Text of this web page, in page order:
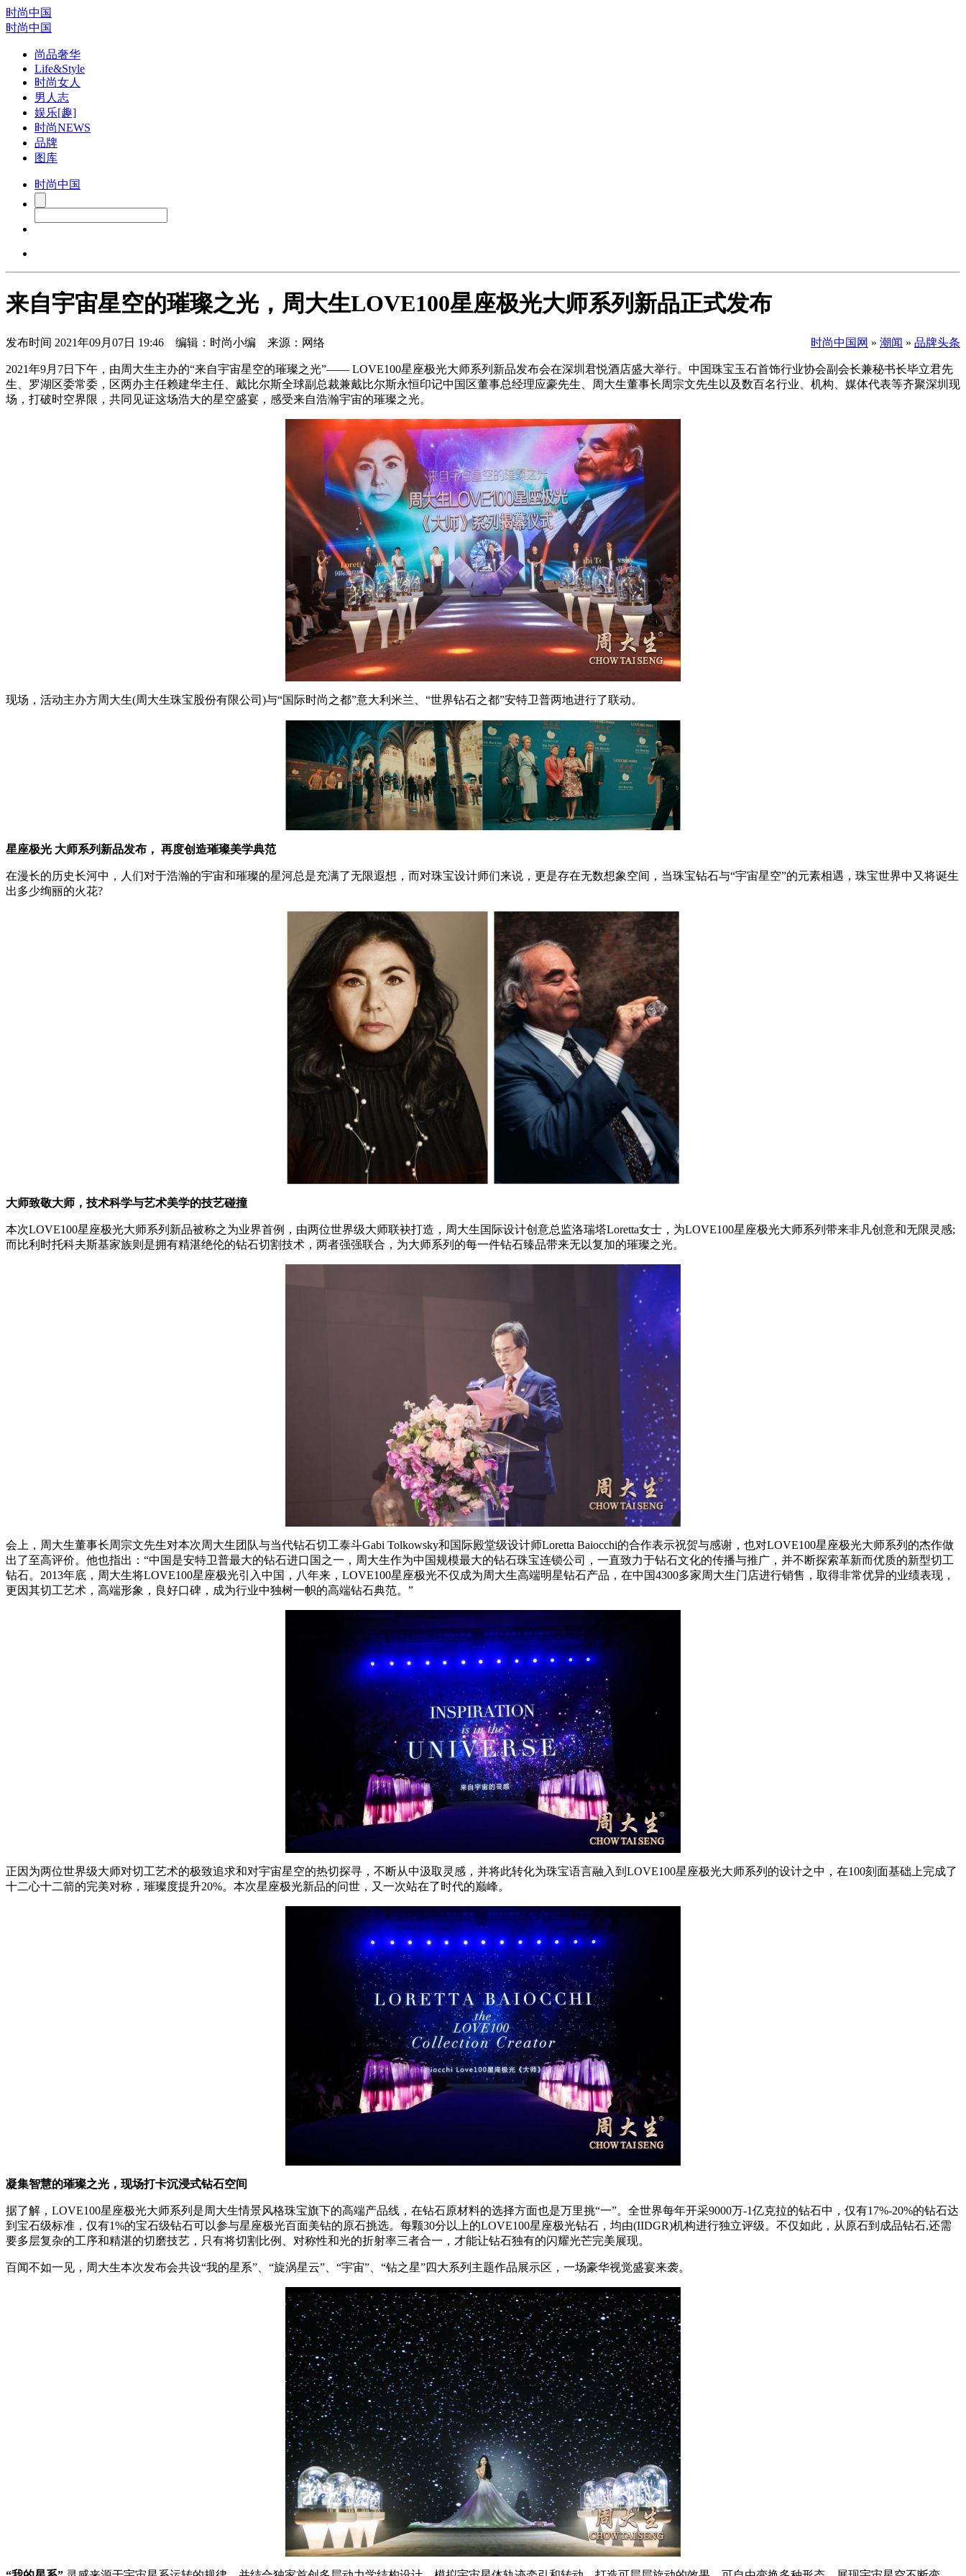
时尚中国
时尚中国
尚品奢华
Life&Style
时尚女人
男人志
娱乐[趣]
时尚NEWS
品牌
图库
时尚中国
来自宇宙星空的璀璨之光，周大生LOVE100星座极光大师系列新品正式发布
发布时间 2021年09月07日 19:46 编辑：时尚小编 来源：网络 时尚中国网 » 潮闻 » 品牌头条
2021年9月7日下午，由周大生主办的“来自宇宙星空的璀璨之光”—— LOVE100星座极光大师系列新品发布会在深圳君悦酒店盛大举行。中国珠宝玉石首饰行业协会副会长兼秘书长毕立君先
生、罗湖区委常委，区两办主任赖建华主任、戴比尔斯全球副总裁兼戴比尔斯永恒印记中国区董事总经理应豪先生、周大生董事长周宗文先生以及数百名行业、机构、媒体代表等齐聚深圳现
场，打破时空界限，共同见证这场浩大的星空盛宴，感受来自浩瀚宇宙的璀璨之光。
现场，活动主办方周大生(周大生珠宝股份有限公司)与“国际时尚之都”意大利米兰、“世界钻石之都”安特卫普两地进行了联动。
星座极光 大师系列新品发布， 再度创造璀璨美学典范
在漫长的历史长河中，人们对于浩瀚的宇宙和璀璨的星河总是充满了无限遐想，而对珠宝设计师们来说，更是存在无数想象空间，当珠宝钻石与“宇宙星空”的元素相遇，珠宝世界中又将诞生
出多少绚丽的火花?
大师致敬大师，技术科学与艺术美学的技艺碰撞
本次LOVE100星座极光大师系列新品被称之为业界首例，由两位世界级大师联袂打造，周大生国际设计创意总监洛瑞塔Loretta女士，为LOVE100星座极光大师系列带来非凡创意和无限灵感;
而比利时托科夫斯基家族则是拥有精湛绝伦的钻石切割技术，两者强强联合，为大师系列的每一件钻石臻品带来无以复加的璀璨之光。
会上，周大生董事长周宗文先生对本次周大生团队与当代钻石切工泰斗Gabi Tolkowsky和国际殿堂级设计师Loretta Baiocchi的合作表示祝贺与感谢，也对LOVE100星座极光大师系列的杰作做
出了至高评价。他也指出：“中国是安特卫普最大的钻石进口国之一，周大生作为中国规模最大的钻石珠宝连锁公司，一直致力于钻石文化的传播与推广，并不断探索革新而优质的新型切工
钻石。2013年底，周大生将LOVE100星座极光引入中国，八年来，LOVE100星座极光不仅成为周大生高端明星钻石产品，在中国4300多家周大生门店进行销售，取得非常优异的业绩表现，
更因其切工艺术，高端形象，良好口碑，成为行业中独树一帜的高端钻石典范。”
正因为两位世界级大师对切工艺术的极致追求和对宇宙星空的热切探寻，不断从中汲取灵感，并将此转化为珠宝语言融入到LOVE100星座极光大师系列的设计之中，在100刻面基础上完成了
十二心十二箭的完美对称，璀璨度提升20%。本次星座极光新品的问世，又一次站在了时代的巅峰。
凝集智慧的璀璨之光，现场打卡沉浸式钻石空间
据了解，LOVE100星座极光大师系列是周大生情景风格珠宝旗下的高端产品线，在钻石原材料的选择方面也是万里挑“一”。全世界每年开采9000万-1亿克拉的钻石中，仅有17%-20%的钻石达
到宝石级标准，仅有1%的宝石级钻石可以参与星座极光百面美钻的原石挑选。每颗30分以上的LOVE100星座极光钻石，均由(IIDGR)机构进行独立评级。不仅如此，从原石到成品钻石,还需
要多层复杂的工序和精湛的切磨技艺，只有将切割比例、对称性和光的折射率三者合一，才能让钻石独有的闪耀光芒完美展现。
百闻不如一见，周大生本次发布会共设“我的星系”、“旋涡星云”、“宇宙”、“钻之星”四大系列主题作品展示区，一场豪华视觉盛宴来袭。